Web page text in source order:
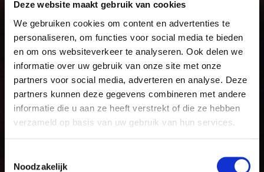
Deze website maakt gebruik van cookies
We gebruiken cookies om content en advertenties te
personaliseren, om functies voor social media te bieden
en om ons websiteverkeer te analyseren. Ook delen we
informatie over uw gebruik van onze site met onze
partners voor social media, adverteren en analyse. Deze
partners kunnen deze gegevens combineren met andere
informatie die u aan ze heeft verstrekt of die ze hebben
verzameld op basis van uw gebruik van hun services.
Noodzakelijk